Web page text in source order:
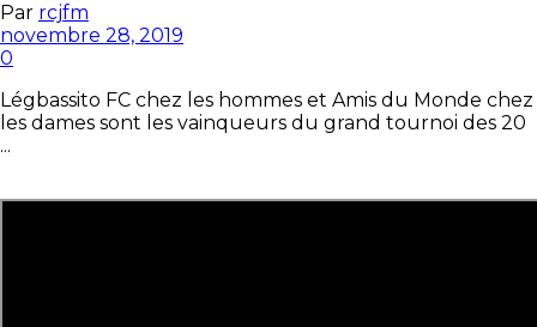
Par rcjfm
novembre 28, 2019
0
Légbassito FC chez les hommes et Amis du Monde chez
les dames sont les vainqueurs du grand tournoi des 20
...